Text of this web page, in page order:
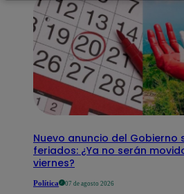
Nuevo anuncio del Gobierno
feriados: ¿Ya no serán
viernes?
Política 07 de agosto 2026